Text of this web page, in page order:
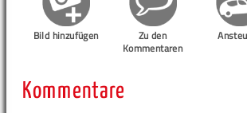
Bild hinzufügen
Zu den
Kommentaren
Kommentare